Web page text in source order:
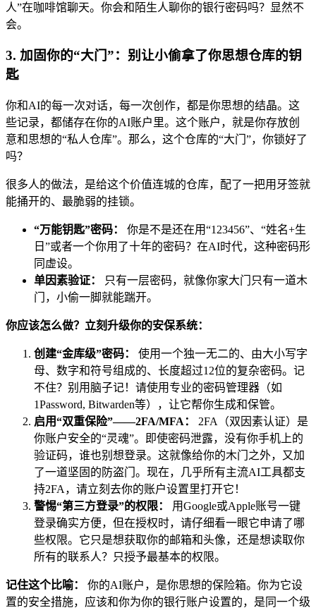
人”在咖啡馆聊天。你会和陌生人聊你的银行密码吗？显然不
会。
3. 加固你的“大门”：别让小偷拿了你思想仓库的钥
匙
你和AI的每一次对话，每一次创作，都是你思想的结晶。这
些记录，都储存在你的AI账户里。这个账户，就是你存放创
意和思想的“私人仓库”。那么，这个仓库的“大门”，你锁好了
吗？
很多人的做法，是给这个价值连城的仓库，配了一把用牙签就
能捅开的、最脆弱的挂锁。
“万能钥匙”密码：
你是不是还在用“123456”、“姓名+生
日”或者一个你用了十年的密码？在AI时代，这种密码形
同虚设。
单因素验证：
只有一层密码，就像你家大门只有一道木
门，小偷一脚就能踹开。
你应该怎么做？立刻升级你的安保系统：
创建“金库级”密码：
使用一个独一无二的、由大小写字
母、数字和符号组成的、长度超过12位的复杂密码。记
不住？别用脑子记！请使用专业的密码管理器（如
1Password, Bitwarden等），让它帮你生成和保管。
启用“双重保险”——2FA/MFA：
2FA（双因素认证）是
你账户安全的“灵魂”。即使密码泄露，没有你手机上的
验证码，谁也别想登录。这就像给你的木门之外，又加
了一道坚固的防盗门。现在，几乎所有主流AI工具都支
持2FA，请立刻去你的账户设置里打开它！
警惕“第三方登录”的权限：
用Google或Apple账号一键
登录确实方便，但在授权时，请仔细看一眼它申请了哪
些权限。它只是想获取你的邮箱和头像，还是想读取你
所有的联系人？只授予最基本的权限。
记住这个比喻：
你的AI账户，是你思想的保险箱。你为它设
置的安全措施，应该和你为你的银行账户设置的，是同一个级